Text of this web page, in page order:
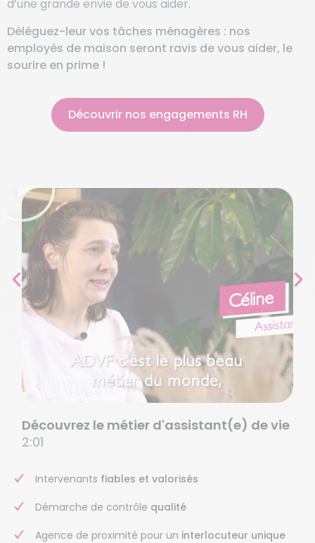
d’une grande envie de vous aider.
Déléguez-leur vos tâches ménagères : nos
employés de maison seront ravis de vous aider, le
sourire en prime !
Découvrir nos engagements RH
Découvrez le métier d'assistant(e) de vie
2:01
Intervenants fiables et valorisés
Démarche de contrôle qualité
Agence de proximité pour un interlocuteur unique